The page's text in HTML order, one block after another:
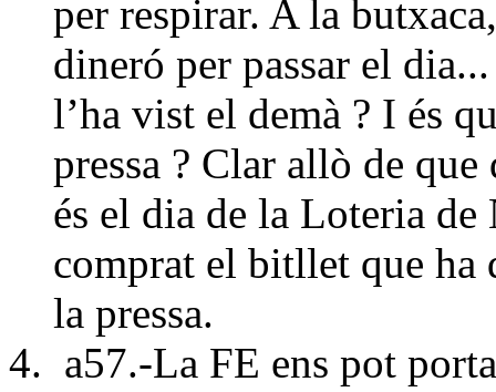
per respirar. A la
dineró per passar el
l’ha vist el demà ? I és
pressa ? Clar allò de que
és el dia de la Loteria
comprat el bitllet que ha
la pressa.
a57.-La FE ens pot